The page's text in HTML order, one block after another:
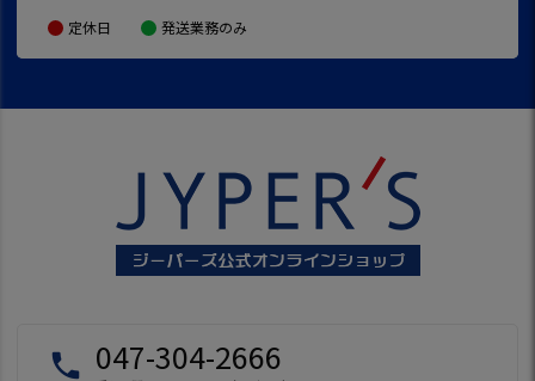
定休日 発送業務のみ
local_phone 047-304-2666